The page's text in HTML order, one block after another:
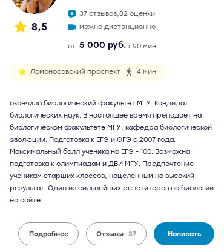
8,5
37 отзывов,82 оценки
можно дистанционно
от 5 000 руб. / 90 мин.
Ломоносовский проспект 4 мин
окончила биологический факультет МГУ. Кандидат
биологических наук. В настоящее время преподает на
биологическом факультете МГУ, кафедра биологической
эволюции. Подготовка к ЕГЭ и ОГЭ с 2007 года.
Максимальный балл ученика на ЕГЭ - 100. Возможна
подготовка к олимпиадам и ДВИ МГУ. Предпочтение
ученикам старших классов, нацеленным на высокий
результат. Один из сильнейших репетиторов по биологии
на сайте
Подробнее Отзывы 37 Написать